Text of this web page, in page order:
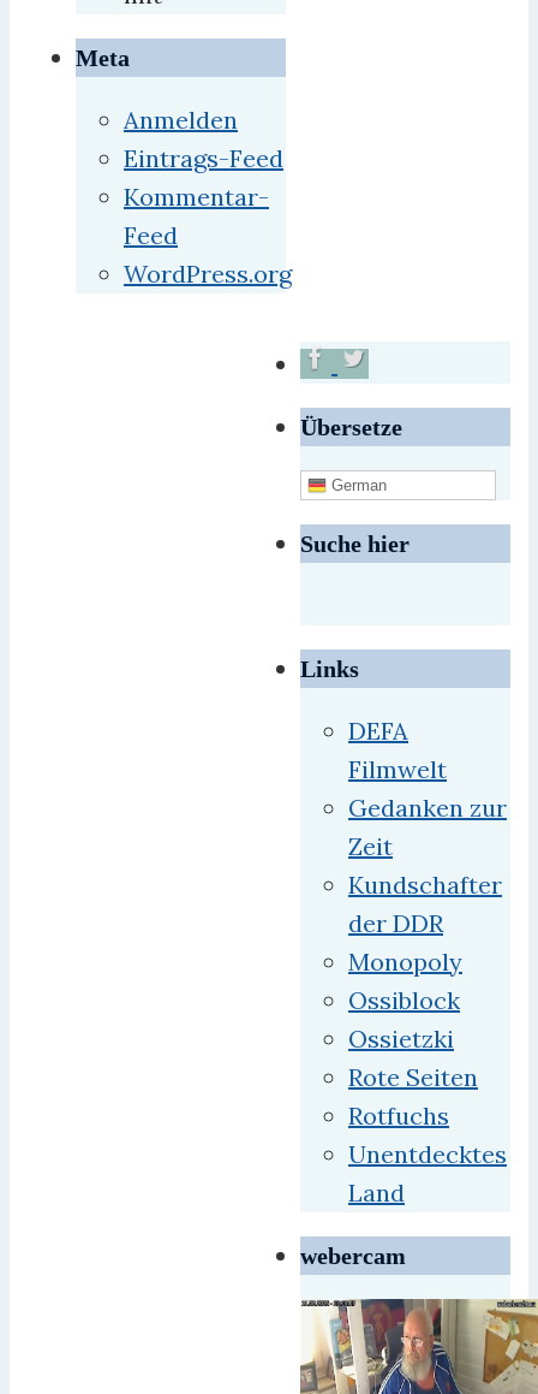
Meta
Anmelden
Eintrags-Feed
Kommentar-
Feed
WordPress.org
Übersetze
German
Suche hier
Links
DEFA
Filmwelt
Gedanken zur
Zeit
Kundschafter
der DDR
Monopoly
Ossiblock
Ossietzki
Rote Seiten
Rotfuchs
Unentdecktes
Land
webercam